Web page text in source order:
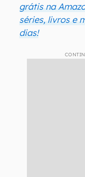
grátis na
séries, livros e
dias!